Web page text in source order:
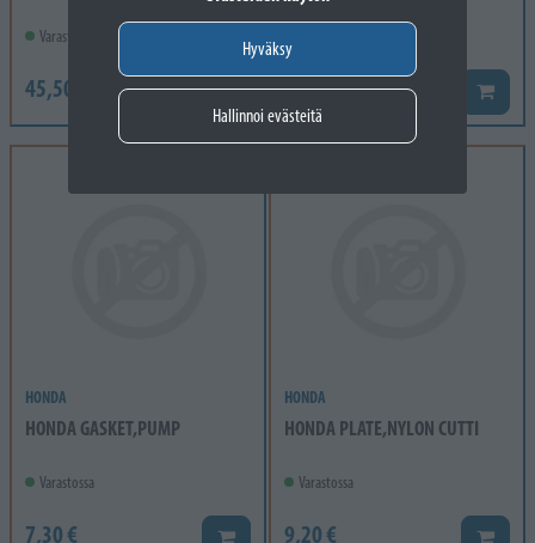
Hyväksy
Hallinnoi evästeitä
Varastossa
45,50 € Lisää koriin30,50 € Lisää
HONDA
HONDA GASKET,PUMP
Varastossa
7,30 € Lisää koriin
HONDA
HONDA PLATE,NYLON CUTTI
Varastossa
9,20 € Lisää